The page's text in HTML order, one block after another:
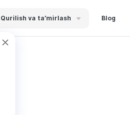
Qurilish va ta’mirlash Blog